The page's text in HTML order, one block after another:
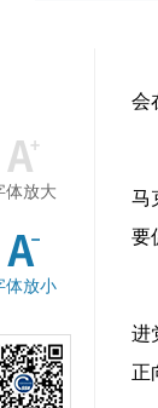
体放大
体放小
会
马
要
进
正